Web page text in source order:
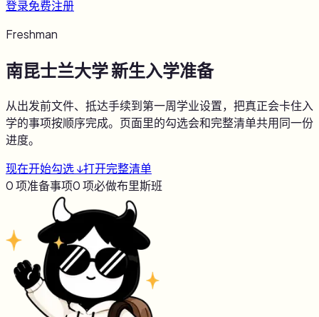
登录免费注册
Freshman
南昆士兰大学新生入学准备
从出发前文件、抵达手续到第一周学业设置，把真正会卡住入
学的事项按顺序完成。页面里的勾选会和完整清单共用同一份
进度。
现在开始勾选 ↓打开完整清单
0项准备事项0项必做布里斯班